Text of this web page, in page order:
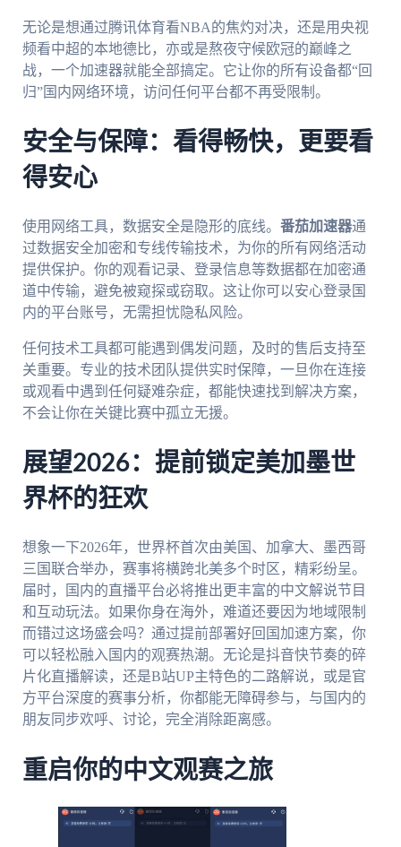
无论是想通过腾讯体育看NBA的焦灼对决，还是用央视
频看中超的本地德比，亦或是熬夜守候欧冠的巅峰之
战，一个加速器就能全部搞定。它让你的所有设备都“回
归”国内网络环境，访问任何平台都不再受限制。
安全与保障：看得畅快，更要看
得安心
使用网络工具，数据安全是隐形的底线。 番茄加速器通
过数据安全加密和专线传输技术，为你的所有网络活动
提供保护。你的观看记录、登录信息等数据都在加密通
道中传输，避免被窥探或窃取。这让你可以安心登录国
内的平台账号，无需担忧隐私风险。
任何技术工具都可能遇到偶发问题，及时的售后支持至
关重要。专业的技术团队提供实时保障，一旦你在连接
或观看中遇到任何疑难杂症，都能快速找到解决方案，
不会让你在关键比赛中孤立无援。
展望2026：提前锁定美加墨世
界杯的狂欢
想象一下2026年，世界杯首次由美国、加拿大、墨西哥
三国联合举办，赛事将横跨北美多个时区，精彩纷呈。
届时，国内的直播平台必将推出更丰富的中文解说节目
和互动玩法。如果你身在海外，难道还要因为地域限制
而错过这场盛会吗？通过提前部署好回国加速方案，你
可以轻松融入国内的观赛热潮。无论是抖音快节奏的碎
片化直播解读，还是B站UP主特色的二路解说，或是官
方平台深度的赛事分析，你都能无障碍参与，与国内的
朋友同步欢呼、讨论，完全消除距离感。
重启你的中文观赛之旅